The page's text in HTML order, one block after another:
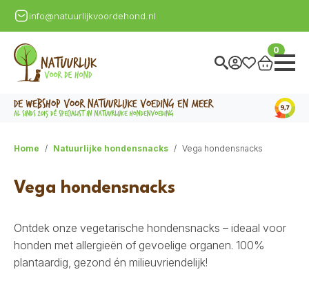
info@natuurlijkvoordehond.nl
0
Home Natuurlijke hondensnacks Vega hondensnacks
Vega hondensnacks
Ontdek onze vegetarische hondensnacks – ideaal voor
honden met allergieën of gevoelige organen. 100%
plantaardig, gezond én milieuvriendelijk!